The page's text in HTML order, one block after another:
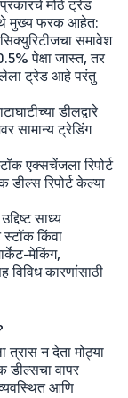
मोठे ट्रेड
मुख्य फरक आहेत:
समावेश
पेक्षा जास्त, तर
ट्रेड आहे परंतु
डीलद्वारे
सामान्य ट्रेडिंग
एक्सचेंजला रिपोर्ट
रिपोर्ट केल्या
साध्य
किंवा
मेकिंग,
विविध कारणांसाठी
न देता मोठ्या
डील्सचा वापर
आणि